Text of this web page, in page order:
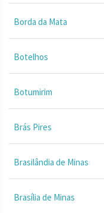
Borda da Mata
Botelhos
Botumirim
Brás Pires
Brasilândia de Minas
Brasília de Minas